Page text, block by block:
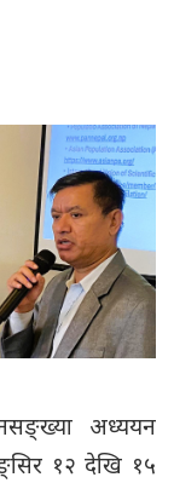
अध्ययन
१२ देखि १५